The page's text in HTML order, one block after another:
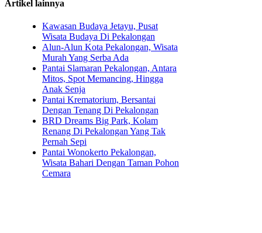
Artikel lainnya
Kawasan Budaya Jetayu, Pusat
Wisata Budaya Di Pekalongan
Alun-Alun Kota Pekalongan, Wisata
Murah Yang Serba Ada
Pantai Slamaran Pekalongan, Antara
Mitos, Spot Memancing, Hingga
Anak Senja
Pantai Krematorium, Bersantai
Dengan Tenang Di Pekalongan
BRD Dreams Big Park, Kolam
Renang Di Pekalongan Yang Tak
Pernah Sepi
Pantai Wonokerto Pekalongan,
Wisata Bahari Dengan Taman Pohon
Cemara